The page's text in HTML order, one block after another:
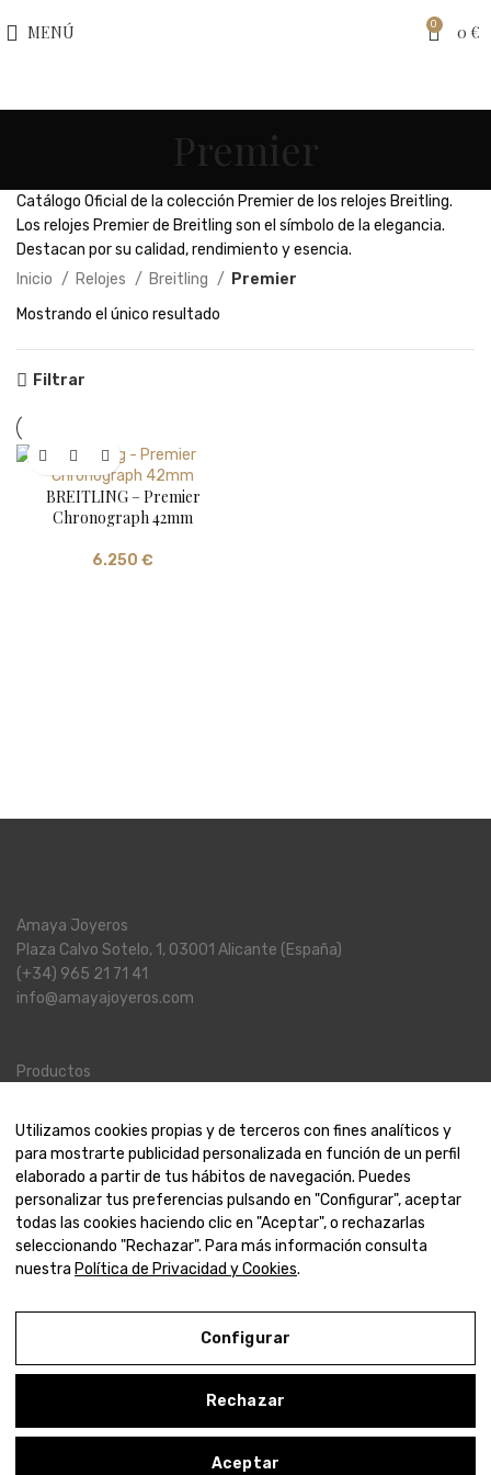
MENÚ 0 0 €
Premier
Catálogo Oficial de la colección Premier de los relojes Breitling.
Los relojes Premier de Breitling son el símbolo de la elegancia.
Destacan por su calidad, rendimiento y esencia.
Inicio
Relojes Breitling
Premier
Mostrando el único resultado
Filtrar
BREITLING – Premier
Chronograph 42mm
6.250 €
Amaya Joyeros
Plaza Calvo Sotelo, 1, 03001 Alicante (España)
(+34) 965 21 71 41
info@amayajoyeros.com
Productos
Relojes
Amaya
Contáctanos
© 2000-2024 Amaya Joyeros
Utilizamos cookies propias y de terceros con fines analíticos y
para mostrarte publicidad personalizada en función de un perfil
elaborado a partir de tus hábitos de navegación. Puedes
personalizar tus preferencias pulsando en "Configurar", aceptar
todas las cookies haciendo clic en "Aceptar", o rechazarlas
seleccionando "Rechazar". Para más información consulta
nuestra Política de Privacidad y Cookies.
Configurar
Rechazar
Aceptar